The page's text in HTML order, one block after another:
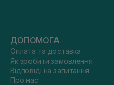
ДОПОМОГА
Оплата та доставка
Як зробити замовлення
Відповіді на запитання
Про нас